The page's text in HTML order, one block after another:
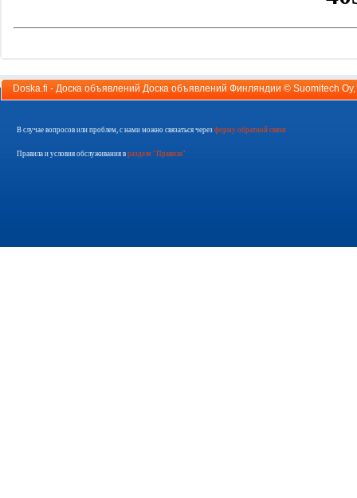
Doska.fi - Доска объявлений Доска объявлений Финляндии © Suomitech Oy
В случае вопросов или проблем, с нами можно связаться через форму обратной связи
Правила и условия обслуживания в разделе "Правила"